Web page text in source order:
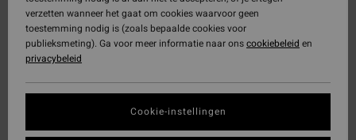
verzetten wanneer het gaat om cookies waarvoor geen
toestemming nodig is (zoals bepaalde cookies voor
publieksmeting). Ga voor meer informatie naar onscookiebeleid en
privacybeleid
Cookie-instellingen